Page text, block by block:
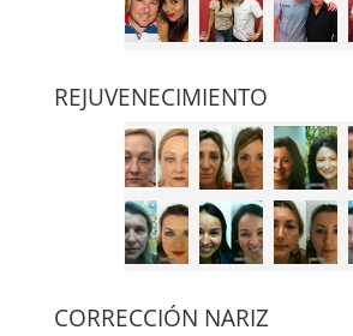
REJUVENECIMIENTO
CORRECCIÓN NARIZ